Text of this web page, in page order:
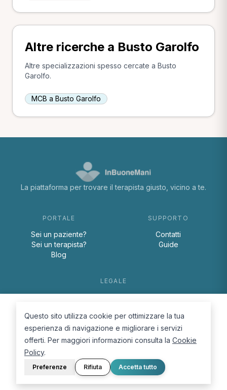
Altre ricerche a Busto Garolfo
Altre specializzazioni spesso cercate a Busto
Garolfo.
MCB a Busto Garolfo
La piattaforma per trovare il terapista giusto, vicino a te.
PORTALE
Sei un paziente?
Sei un terapista?
Blog
SUPPORTO
Contatti
Guide
LEGALE
Cookie Policy
© 2026 D.Lab S.r.l. — InBuoneMani
Questo sito utilizza cookie per ottimizzare la tua
esperienza di navigazione e migliorare i servizi
offerti. Per maggiori informazioni consulta la Cookie
Policy.
Preferenze Rifiuta Accetta tutto